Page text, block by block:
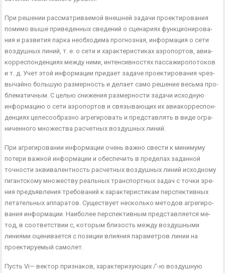
При решении рассматриваемой внешней задачи проектирования
помимо выше приведенных сведений о сценариях функционирова­
ния и развития парка необходима прогнозная, информация о сети
воздушных линий, т. е. о сети и характеристиках аэропортов, авиа­
корреспонденциях между ними, интенсивностях пассажиропотоков
и т. д. Учет этой информации придает задаче проектирования чрез­
вычайно большую размерность и делает само решение весьма про­
блематичным. С целью снижения размерности задачи исходную
информацию о сети аэропортов и связывающих их авиакорреспон­
денциях целесообразно агрегировать и представлять в виде огра­
ниченного множества расчетных воздушных линий.
При агрегировании информации очень важно свести к миниму­му
потери важной информации и обеспечить в пределах заданной
точности эквивалентность расчетных воздушных линий исходному
гигантскому множеству реальных транспортных задач с точки зре­
ния предъявления требований к характеристикам перспективных
летательных аппаратов. Существует несколько методов агрегиро­
вания информации. Наиболее перспективным представляется ме­
тод, в соответствии с, которым близость между воздушными
линия­ми оценивается с позиции влияния параметров линии на
проекти­руемый самолет.
Пусть Vі— вектор признаков, характеризующих /’-ю воздушную